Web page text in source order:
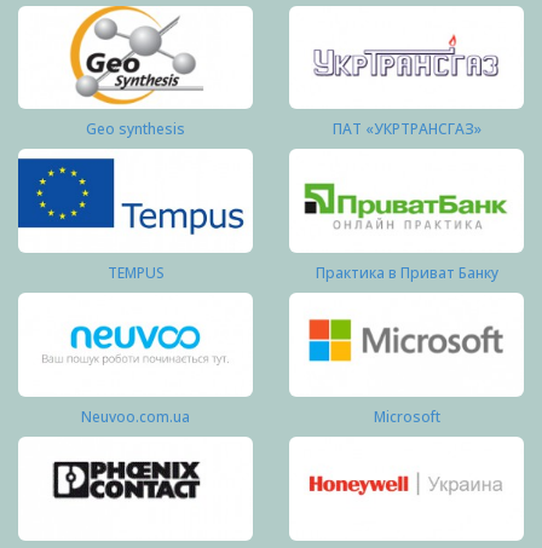
Geo synthesis ПАТ «УКРТРАНСГАЗ»
TEMPUS Практика в Приват Банку
Neuvoo.com.ua Microsoft